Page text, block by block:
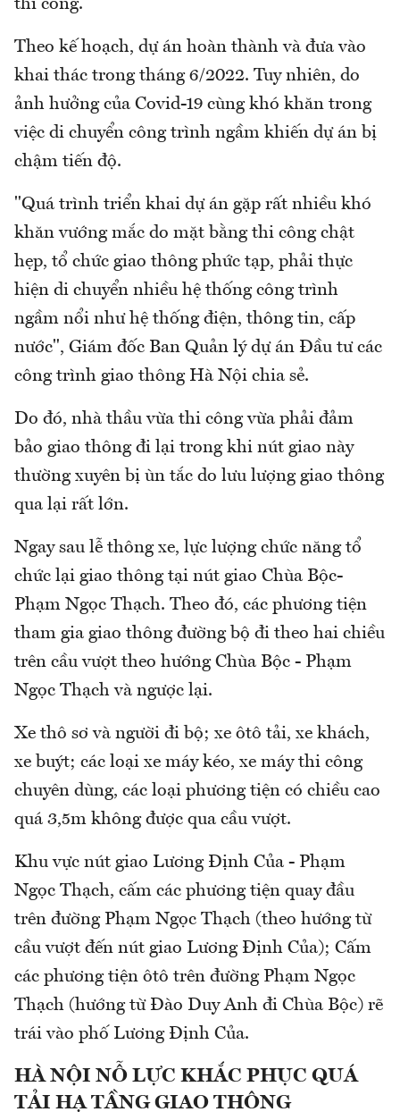
thi công.
Theo kế hoạch, dự án hoàn thành và đưa vào
khai thác trong tháng 6/2022. Tuy nhiên, do
ảnh hưởng của Covid-19 cùng khó khăn trong
việc di chuyển công trình ngầm khiến dự án bị
chậm tiến độ.
"Quá trình triển khai dự án gặp rất nhiều khó
khăn vướng mắc do mặt bằng thi công chật
hẹp, tổ chức giao thông phức tạp, phải thực
hiện di chuyển nhiều hệ thống công trình
ngầm nổi như hệ thống điện, thông tin, cấp
nước", Giám đốc Ban Quản lý dự án Đầu tư các
công trình giao thông Hà Nội chia sẻ.
Do đó, nhà thầu vừa thi công vừa phải đảm
bảo giao thông đi lại trong khi nút giao này
thường xuyên bị ùn tắc do lưu lượng giao thông
qua lại rất lớn.
Ngay sau lễ thông xe, lực lượng chức năng tổ
chức lại giao thông tại nút giao Chùa Bộc-
Phạm Ngọc Thạch. Theo đó, các phương tiện
tham gia giao thông đường bộ đi theo hai chiều
trên cầu vượt theo hướng Chùa Bộc - Phạm
Ngọc Thạch và ngược lại.
Xe thô sơ và người đi bộ; xe ôtô tải, xe khách,
xe buýt; các loại xe máy kéo, xe máy thi công
chuyên dùng, các loại phương tiện có chiều cao
quá 3,5m không được qua cầu vượt.
Khu vực nút giao Lương Định Của - Phạm
Ngọc Thạch, cấm các phương tiện quay đầu
trên đường Phạm Ngọc Thạch (theo hướng từ
cầu vượt đến nút giao Lương Định Của); Cấm
các phương tiện ôtô trên đường Phạm Ngọc
Thạch (hướng từ Đào Duy Anh đi Chùa Bộc) rẽ
trái vào phố Lương Định Của.
HÀ NỘI NỖ LỰC KHẮC PHỤC QUÁ
TẢI HẠ TẦNG GIAO THÔNG